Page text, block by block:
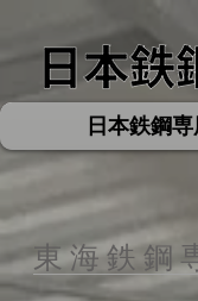
日本鉄鋼
​東 海鉄 鋼